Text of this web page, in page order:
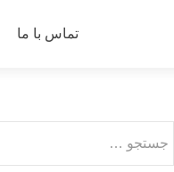
به
تماس با ما
برای: